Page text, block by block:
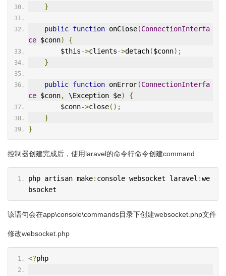
}
public function onClose(ConnectionInterfa
ce $conn)
{
        $this
->clients->detach($conn);
}
public function onError(ConnectionInterfa
ce $conn, \Exception $e)
{
        $conn
->close();
}
}
控制器创建完成后，使用laravel的命令行命令创建command
php artisan make: console websocket laravel :we
bsocket
该语句会在app\console\commands目录下创建websocket.php文件
修改websocket.php
<?php